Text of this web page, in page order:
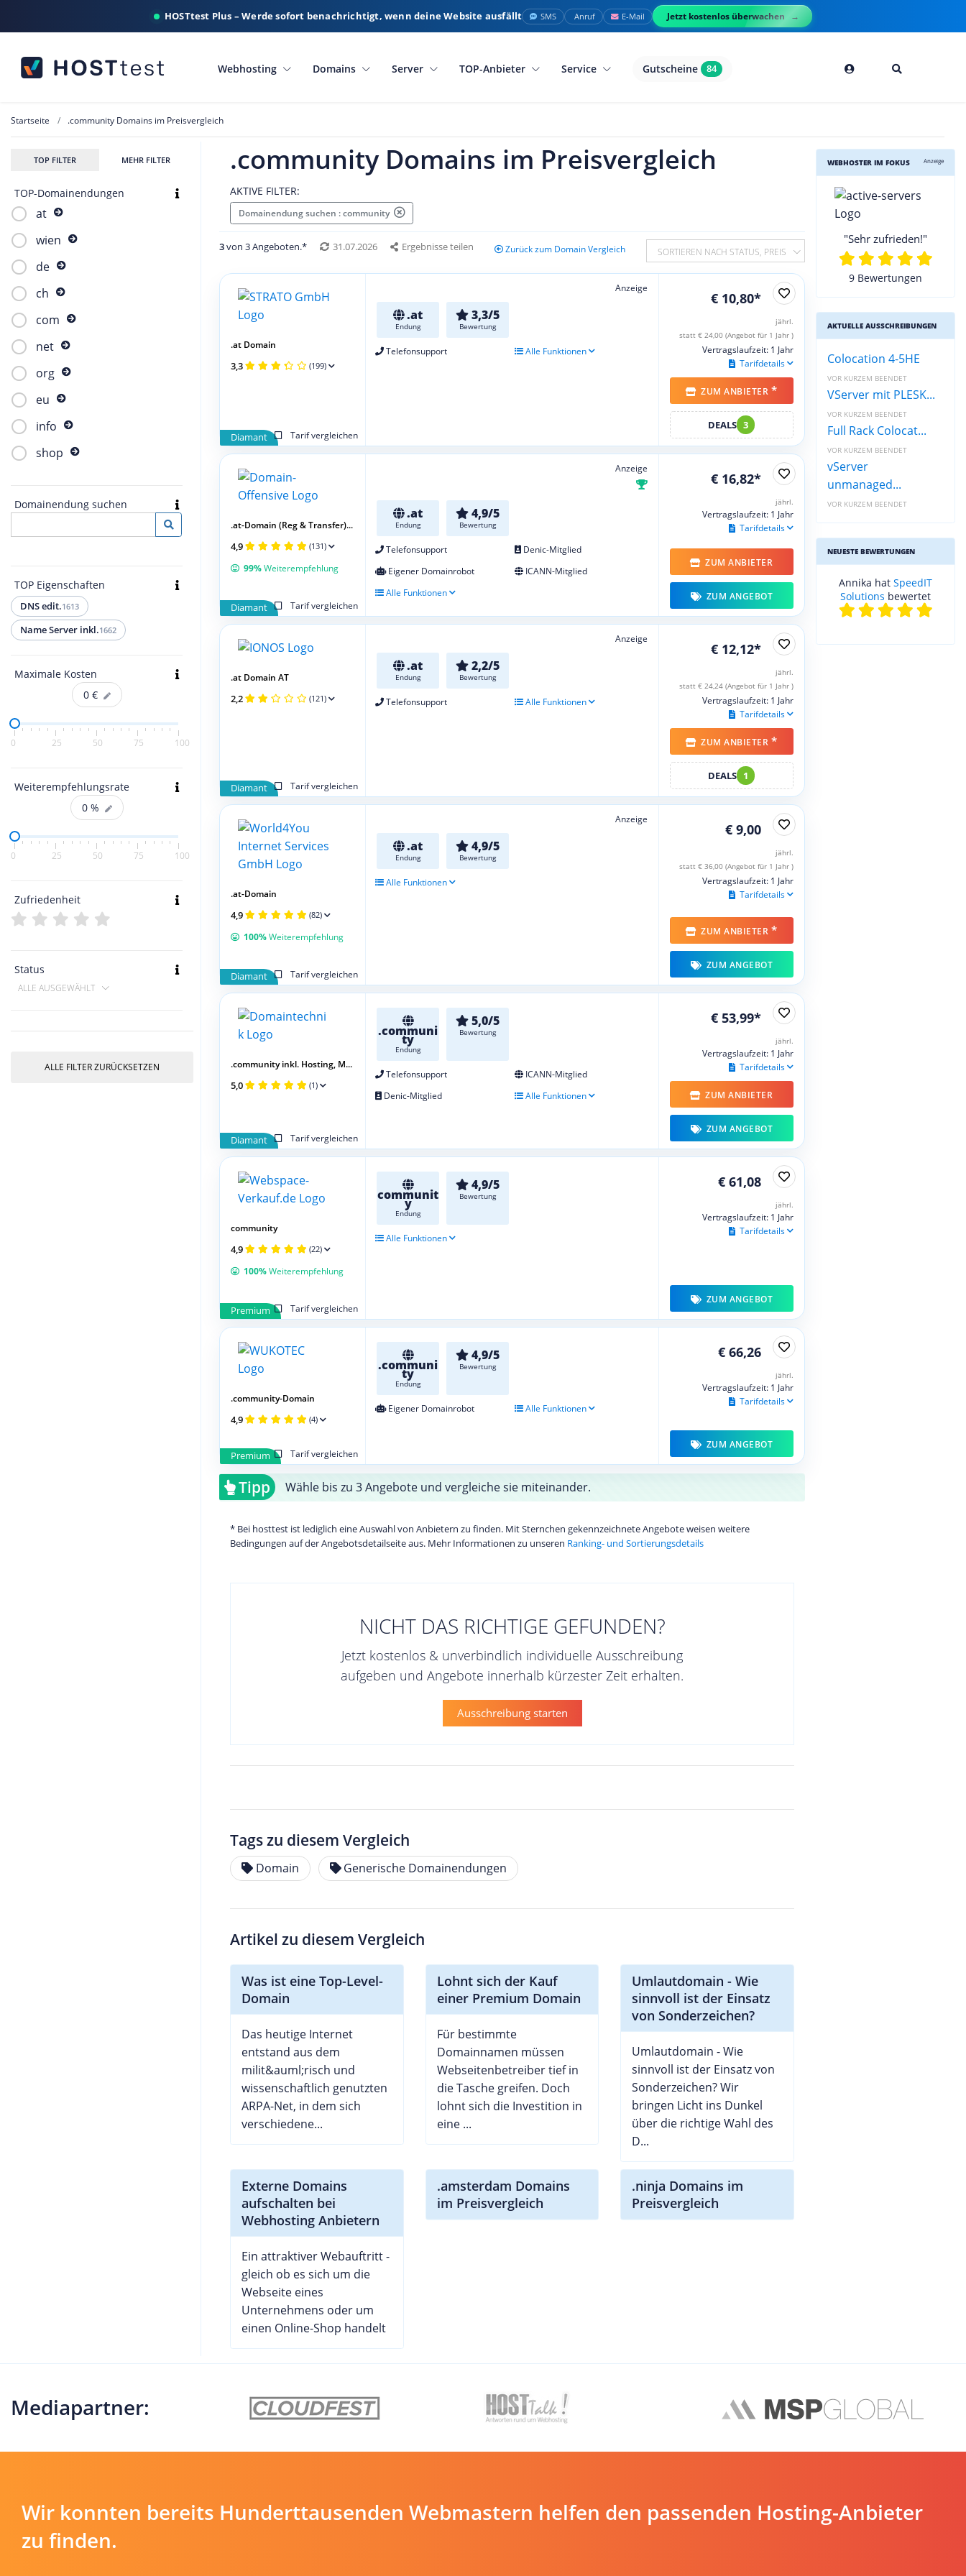
HOSTtest Plus – Werde sofort benachrichtigt, wenn deine Website ausfällt SMS Anruf E-Mail Jetzt kostenlos überwachen
Webhosting Domains Server TOP-Anbieter Service Gutscheine 84
Startseite .community Domains im Preisvergleich
TOP FILTER MEHR FILTER
TOP-Domainendungen
at
wien
de
ch
com
net
org
eu
info
shop
Domainendung suchen
TOP Eigenschaften
DNS edit.1613
Name Server inkl.1662
Maximale Kosten
0 €
0 25 50 75 100
Weiterempfehlungsrate
0 %
0 25 50 75 100
Zufriedenheit
Status
ALLE AUSGEWÄHLT
ALLE FILTER ZURÜCKSETZEN
.community Domains im Preisvergleich
AKTIVE FILTER:
Domainendung suchen : community
3von 3 Angeboten.* 31.07.2026 Ergebnisse teilen Zurück zum Domain Vergleich SORTIEREN NACH STATUS, PREIS
Anzeige
.at
Endung
3,3/5
Bewertung
Telefonsupport Alle Funktionen
Diamant Tarif vergleichen
.at Domain
3,3 (199)
€ 10,80*
jährl.
statt € 24,00 (Angebot für 1 Jahr )
Vertragslaufzeit: 1 Jahr
Tarifdetails
ZUM ANBIETER *
DEALS 3
Anzeige
.at
Endung
4,9/5
Bewertung
Telefonsupport
Denic-Mitglied
Eigener Domainrobot
ICANN-Mitglied
Alle Funktionen
Diamant
Tarif vergleichen
.at-Domain (Reg & Transfer)...
4,9 (131)
99%Weiterempfehlung
€ 16,82*
jährl.
Vertragslaufzeit: 1 Jahr
Tarifdetails
ZUM ANBIETER
ZUM ANGEBOT
Anzeige
.at
Endung
2,2/5
Bewertung
Telefonsupport Alle Funktionen
Diamant Tarif vergleichen
.at Domain AT
2,2 (121)
€ 12,12*
jährl.
statt € 24,24 (Angebot für 1 Jahr )
Vertragslaufzeit: 1 Jahr
Tarifdetails
ZUM ANBIETER *
DEALS 1
Anzeige
.at
Endung
4,9/5
Bewertung
Alle Funktionen
Diamant Tarif vergleichen
.at-Domain
4,9 (82)
100%Weiterempfehlung
€ 9,00
jährl.
statt € 36,00 (Angebot für 1 Jahr )
Vertragslaufzeit: 1 Jahr
Tarifdetails
ZUM ANBIETER *
ZUM ANGEBOT
.communi
ty
Endung
5,0/5
Bewertung
Telefonsupport
ICANN-Mitglied
Denic-Mitglied
Alle Funktionen
Diamant Tarif vergleichen
.community inkl. Hosting, M...
5,0 (1)
€ 53,99*
jährl.
Vertragslaufzeit: 1 Jahr
Tarifdetails
ZUM ANBIETER
ZUM ANGEBOT
communit
y
Endung
4,9/5
Bewertung
Alle Funktionen
Premium Tarif vergleichen
community
4,9 (22)
100%Weiterempfehlung
€ 61,08
jährl.
Vertragslaufzeit: 1 Jahr
Tarifdetails
ZUM ANGEBOT
.communi
ty
Endung
4,9/5
Bewertung
Eigener Domainrobot Alle Funktionen
Premium Tarif vergleichen
.community-Domain
4,9 (4)
€ 66,26
jährl.
Vertragslaufzeit: 1 Jahr
Tarifdetails
ZUM ANGEBOT
Tipp Wähle bis zu 3 Angebote und vergleiche sie miteinander.
* Bei hosttest ist lediglich eine Auswahl von Anbietern zu finden. Mit Sternchen gekennzeichnete Angebote weisen weitere
Bedingungen auf der Angebotsdetailseite aus. Mehr Informationen zu unseren Ranking- und Sortierungsdetails
NICHT DAS RICHTIGE GEFUNDEN?
Jetzt kostenlos & unverbindlich individuelle Ausschreibung
aufgeben und Angebote innerhalb kürzester Zeit erhalten.
Ausschreibung starten
Tags zu diesem Vergleich
Domain Generische Domainendungen
Artikel zu diesem Vergleich
Was ist eine Top-Level-
Domain
Das heutige Internet
entstand aus dem
milit&auml;risch und
wissenschaftlich genutzten
ARPA-Net, in dem sich
verschiedene...
Lohnt sich der Kauf
einer Premium Domain
Für bestimmte
Domainnamen müssen
Webseitenbetreiber tief in
die Tasche greifen. Doch
lohnt sich die Investition in
eine ...
Umlautdomain - Wie
sinnvoll ist der Einsatz
von Sonderzeichen?
Umlautdomain - Wie
sinnvoll ist der Einsatz von
Sonderzeichen? Wir
bringen Licht ins Dunkel
über die richtige Wahl des
D...
Externe Domains
aufschalten bei
Webhosting Anbietern
Ein attraktiver Webauftritt -
gleich ob es sich um die
Webseite eines
Unternehmens oder um
einen Online-Shop handelt
.amsterdam Domains
im Preisvergleich
.ninja Domains im
Preisvergleich
WEBHOSTER IM FOKUS Anzeige
"Sehr zufrieden!"
9 Bewertungen
AKTUELLE AUSSCHREIBUNGEN
Colocation 4-5HE
VOR KURZEM BEENDET
VServer mit PLESK...
VOR KURZEM BEENDET
Full Rack Colocat...
VOR KURZEM BEENDET
vServer
unmanaged...
VOR KURZEM BEENDET
NEUESTE BEWERTUNGEN
Annika hat SpeedIT
Solutions bewertet
Mediapartner:
Wir konnten bereits Hunderttausenden Webmastern helfen den passenden Hosting-Anbieter
zu finden.